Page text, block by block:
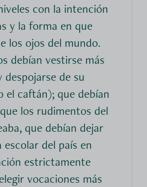
con la intención
y la forma en que
los ojos del mundo.
debían vestirse más
de su
el caftán); que debían
los rudimentos del
que debían dejar
del país en
estrictamente
vocaciones más